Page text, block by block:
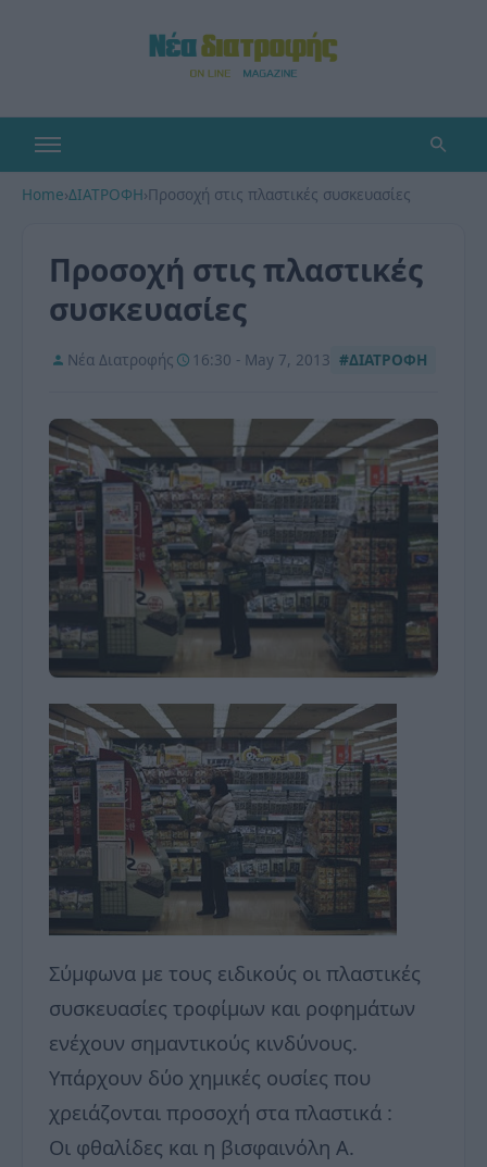
Home›ΔΙΑΤΡΟΦΗ›Προσοχή στις πλαστικές συσκευασίες
Προσοχή στις πλαστικές
συσκευασίες
Νέα Διατροφής 16:30 - May 7, 2013 #ΔΙΑΤΡΟΦΗ
Σύμφωνα με τους ειδικούς οι πλαστικές
συσκευασίες τροφίμων και ροφημάτων
ενέχουν σημαντικούς κινδύνους.
Υπάρχουν δύο χημικές ουσίες που
χρειάζονται προσοχή στα πλαστικά :
Οι φθαλίδες και η βισφαινόλη Α.